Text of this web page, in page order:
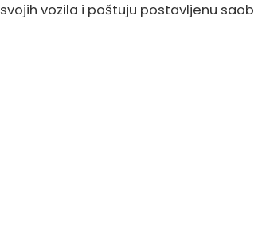
svojih vozila i poštuju postavljenu